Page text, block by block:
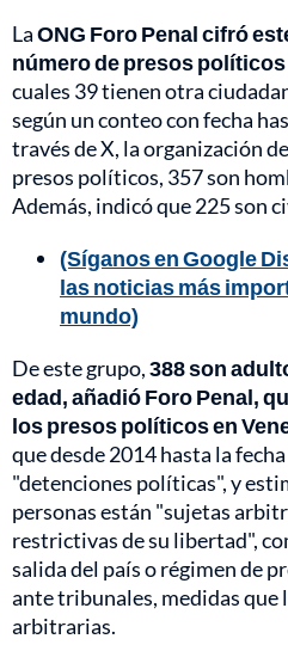
LaONG Foro Penal cifró
número de presos políticos
cuales 39 tienen otra
según un conteo con fecha
través de X, la organización
presos políticos, 357 son
Además, indicó que 225 son
(Síganos en Google
las noticias más
mundo)
De este grupo,388 son
edad, añadió Foro Penal,
los presos políticos en
que desde 2014 hasta la
"detenciones políticas", y
personas están "sujetas
restrictivas de su libertad",
salida del país o régimen de
ante tribunales, medidas que
arbitrarias.